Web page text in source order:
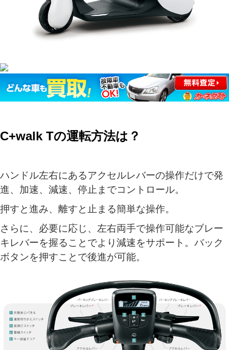
C+walk Tの運転方法は？
ハンドル左右にあるアクセルレバーの操作だけで発
進、加速、減速、停止までコントロール。
押すと進み、離すと止まる簡単な操作。
さらに、必要に応じ、左右両手で操作可能なブレー
キレバーを握ることでより減速をサポート。バック
ボタンを押すことで後進が可能。